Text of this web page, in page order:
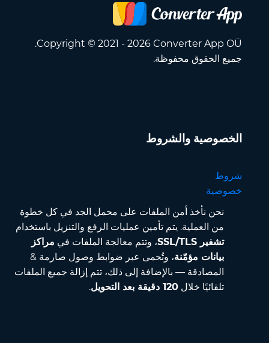
Copyright © 2021 - 2026 Converter App OÜ.
جميع الحقوق محفوظة.
الخصوصية والشروط
شروط
خصوصية
نحن نأخذ أمن الملفات على محمل الجد في كل خطوة
من العملية. يتم تأمين عمليات الرفع والتنزيل باستخدام
تشفير SSL/TLS
، وتتم معالجة الملفات في مراكز
بيانات مؤمّنة، وتُحمى عبر ضوابط وصول صارمة &
المصادقة — بالإضافة إلى ذلك، تتم إزالة جميع الملفات
تلقائيًا خلال 120 دقيقة بعد التحويل .